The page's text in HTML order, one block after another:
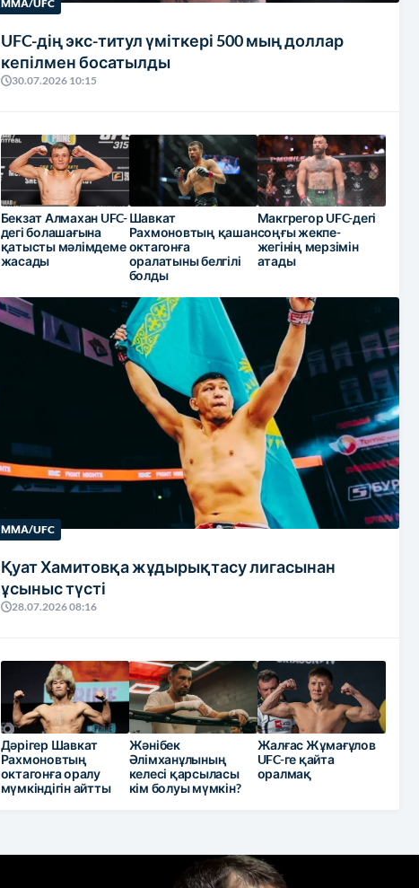
ММА/UFC
UFC-дің экс-титул үміткері 500 мың доллар
кепілмен босатылды
30.07.2026 10:15
Бекзат Алмахан UFC-
дегі болашағына
қатысты мәлімдеме
жасады
Шавкат
Рахмоновтың қашан
октагонға
оралатыны белгілі
болды
Макгрегор UFC-дегі
соңғы жекпе-
жегінің мерзімін
атады
ММА/UFC
Қуат Хамитовқа жұдырықтасу лигасынан
ұсыныс түсті
28.07.2026 08:16
Дәрігер Шавкат
Рахмоновтың
октагонға оралу
мүмкіндігін айтты
Жәнібек
Әлімханұлының
келесі қарсыласы
кім болуы мүмкін?
Жалғас Жұмағұлов
UFC-ге қайта
оралмақ